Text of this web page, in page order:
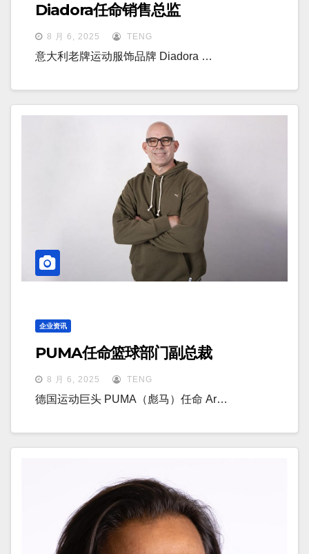
Diadora任命销售总监
8 月 6, 2025 TENG
意大利老牌运动服饰品牌 Diadora …
企业资讯
PUMA任命篮球部门副总裁
8 月 6, 2025 TENG
德国运动巨头 PUMA（彪马）任命 Ar…